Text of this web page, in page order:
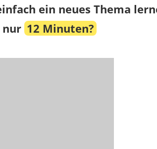
ein neues Thema
nur 12 Minuten?